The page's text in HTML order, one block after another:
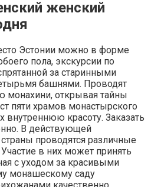
женский
Эстонии можно в форме
пола, экскурсии по
за старинными
башнями. Проводят
монахини, открывая тайны
пяти храмов монастырского
внутреннюю красоту. Заказать
В действующей
проводятся различные
в них может принять
с уходом за красивыми
монашескому саду